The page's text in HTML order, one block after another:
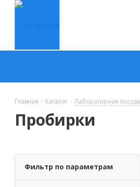
Главная - Каталог - Лабораторная посуда
Пробирки
Фильтр по параметрам